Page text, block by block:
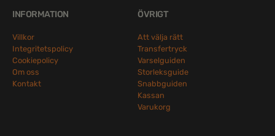
INFORMATION
Villkor
Integritetspolicy
Cookiepolicy
Om oss
Kontakt
ÖVRIGT
Att välja rätt
Transfertryck
Varselguiden
Storleksguide
Snabbguiden
Kassan
Varukorg